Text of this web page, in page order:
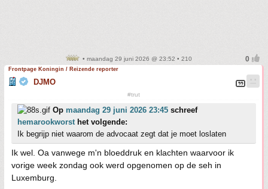
• maandag 29 juni 2026 @ 23:52 • 210
Frontpage Koningin / Reizende reporter
DJMO
#trut
Op maandag 29 juni 2026 23:45 schreef
hemarookworsthet volgende:
Ik begrijp niet waarom de advocaat zegt dat je moet loslaten
Ik wel. Oa vanwege m'n bloeddruk en klachten waarvoor ik
vorige week zondag ook werd opgenomen op de seh in
Luxemburg.